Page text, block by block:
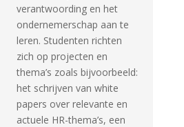
verantwoording en het
ondernemerschap aan te
leren. Studenten richten
zich op projecten en
thema’s zoals bijvoorbeeld:
het schrijven van white
papers over relevante en
actuele HR-thema’s, een